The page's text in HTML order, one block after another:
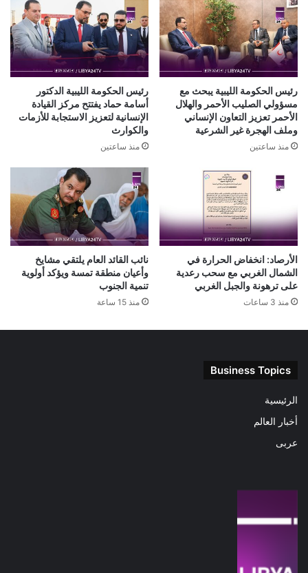
رئيس الحكومة الليبية يبحث مع
مسؤولي الصليب الأحمر والهلال
الأحمر تعزيز التعاون الإنساني
وملف الهجرة غير الشرعية
منذ ساعتين
رئيس الحكومة الليبية الدكتور
أسامة حماد يفتتح مركز القيادة
الإنسانية لتعزيز الاستجابة للأزمات
والكوارث
منذ ساعتين
الأرصاد: انخفاض الحرارة في
الشمال الغربي مع سحب رعدية
على ترهونة والجبل الغربي
منذ 3 ساعات
نائب القائد العام يلتقي مشايخ
وأعيان منطقة تمسة ويؤكد أولوية
تنمية الجنوب
منذ 15 ساعة
Business Topics
الرئيسية
أخبار العالم
عربى